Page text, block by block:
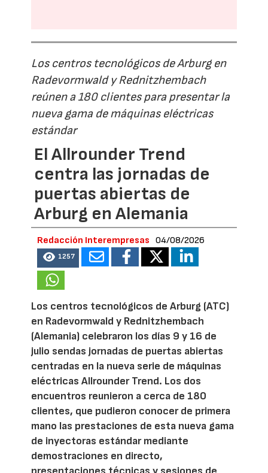
Los centros tecnológicos de Arburg en
Radevormwald y Rednitzhembach
reúnen a 180 clientes para presentar la
nueva gama de máquinas eléctricas
estándar
El Allrounder Trend
centra las jornadas de
puertas abiertas de
Arburg en Alemania
Redacción Interempresas 04/08/2026
1257
Los centros tecnológicos de Arburg (ATC)
en Radevormwald y Rednitzhembach
(Alemania) celebraron los días 9 y 16 de
julio sendas jornadas de puertas abiertas
centradas en la nueva serie de máquinas
eléctricas Allrounder Trend. Los dos
encuentros reunieron a cerca de 180
clientes, que pudieron conocer de primera
mano las prestaciones de esta nueva gama
de inyectoras estándar mediante
demostraciones en directo,